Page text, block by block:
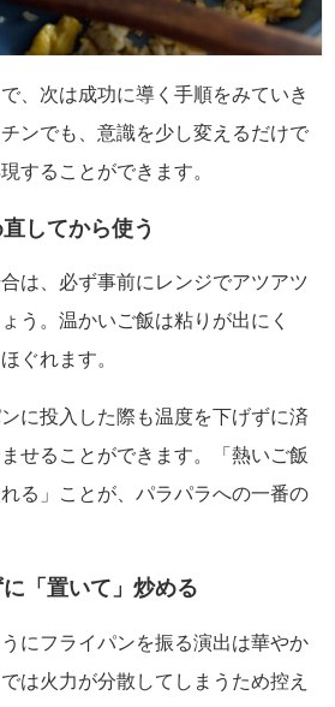
、次は成功に導く手順をみていき
ンでも、意識を少し変えるだけで
することができます。
してから使う
は、必ず事前にレンジでアツアツ
う。温かいご飯は粘りが出にく
ぐれます。
に投入した際も温度を下げずに済
せることができます。「熱いご飯
る」ことが、パラパラへの一番の
「置いて」炒める
にフライパンを振る演出は華やか
は火力が分散してしまうため控え